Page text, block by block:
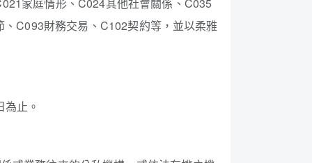
家庭情形、C024其他社會關係、C035
C093財務交易、C102契約等，並以柔雅
止。